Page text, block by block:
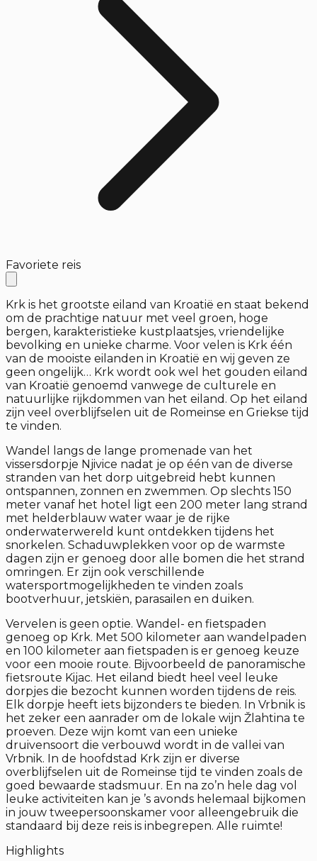
Favoriete reis
Krk is het grootste eiland van Kroatië en staat bekend
om de prachtige natuur met veel groen, hoge
bergen, karakteristieke kustplaatsjes, vriendelijke
bevolking en unieke charme. Voor velen is Krk één
van de mooiste eilanden in Kroatië en wij geven ze
geen ongelijk… Krk wordt ook wel het gouden eiland
van Kroatië genoemd vanwege de culturele en
natuurlijke rijkdommen van het eiland. Op het eiland
zijn veel overblijfselen uit de Romeinse en Griekse tijd
te vinden.
Wandel langs de lange promenade van het
vissersdorpje Njivice nadat je op één van de diverse
stranden van het dorp uitgebreid hebt kunnen
ontspannen, zonnen en zwemmen. Op slechts 150
meter vanaf het hotel ligt een 200 meter lang strand
met helderblauw water waar je de rijke
onderwaterwereld kunt ontdekken tijdens het
snorkelen. Schaduwplekken voor op de warmste
dagen zijn er genoeg door alle bomen die het strand
omringen. Er zijn ook verschillende
watersportmogelijkheden te vinden zoals
bootverhuur, jetskiën, parasailen en duiken.
Vervelen is geen optie. Wandel- en fietspaden
genoeg op Krk. Met 500 kilometer aan wandelpaden
en 100 kilometer aan fietspaden is er genoeg keuze
voor een mooie route. Bijvoorbeeld de panoramische
fietsroute Kijac. Het eiland biedt heel veel leuke
dorpjes die bezocht kunnen worden tijdens de reis.
Elk dorpje heeft iets bijzonders te bieden. In Vrbnik is
het zeker een aanrader om de lokale wijn Žlahtina te
proeven. Deze wijn komt van een unieke
druivensoort die verbouwd wordt in de vallei van
Vrbnik. In de hoofdstad Krk zijn er diverse
overblijfselen uit de Romeinse tijd te vinden zoals de
goed bewaarde stadsmuur. En na zo’n hele dag vol
leuke activiteiten kan je ’s avonds helemaal bijkomen
in jouw tweepersoonskamer voor alleengebruik die
standaard bij deze reis is inbegrepen. Alle ruimte!
Highlights